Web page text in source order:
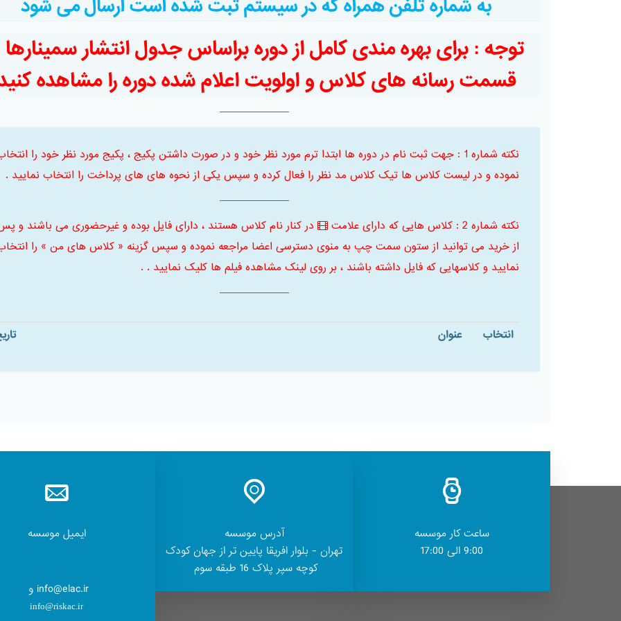
به شماره تلفن همراه که در سیستم ثبت شده است ارسال می شود
توجه : برای بهره مندی کامل از دوره براساس جدول انتشار سمینارها
قسمت رسانه های کلاس و اولویت اعلام شده دوره را مشاهده
نکته شماره 1 : جهت ثبت نام در دوره ها ابتدا ترم مورد نظر خود و در صورت داشتن پکیج ، پکیج مورد نظر خود را
نموده و در لیست کلاس ها تیک کلاس مد نظر را فعال کرده و سپس یکی از نحوه های های پرداخت را انتخاب نمایید .
نکته شماره 2 : کلاس هایی که دارای علامت
در کنار نام کلاس هستند ، دارای فایل بوده و غیرحضوری می باشند و
از خرید می توانید از ستون سمت چپ به منوی دسترسی اعضا مراجعه نموده و سپس گزینه « کلاس های من » را
نمایید و کلاسهایی که فایل داشته باشند ، بر روی لینک مشاهده فیلم ها کلیک نمایید . .
انتخاب عنوان
ساعت کار موسسه
9:00 الی 17:00
آدرس موسسه
تهران - بلوار افریقا پایین تر از جهان کودک
کوچه سپر پلاک 16 طبقه سوم
ایمیل موسسه
info@elac.ir و
info@riskac.ir